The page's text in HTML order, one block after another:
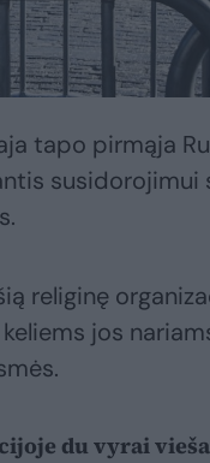
tapo pirmąja
susidorojimui
religinę
jos
du vyrai